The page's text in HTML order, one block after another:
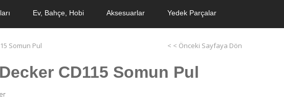
Ev, Bahçe, Hobi Aksesuarlar Yedek Parçalar
Somun Pul < < Önceki Sayfaya Dön
CD115 Somun Pul